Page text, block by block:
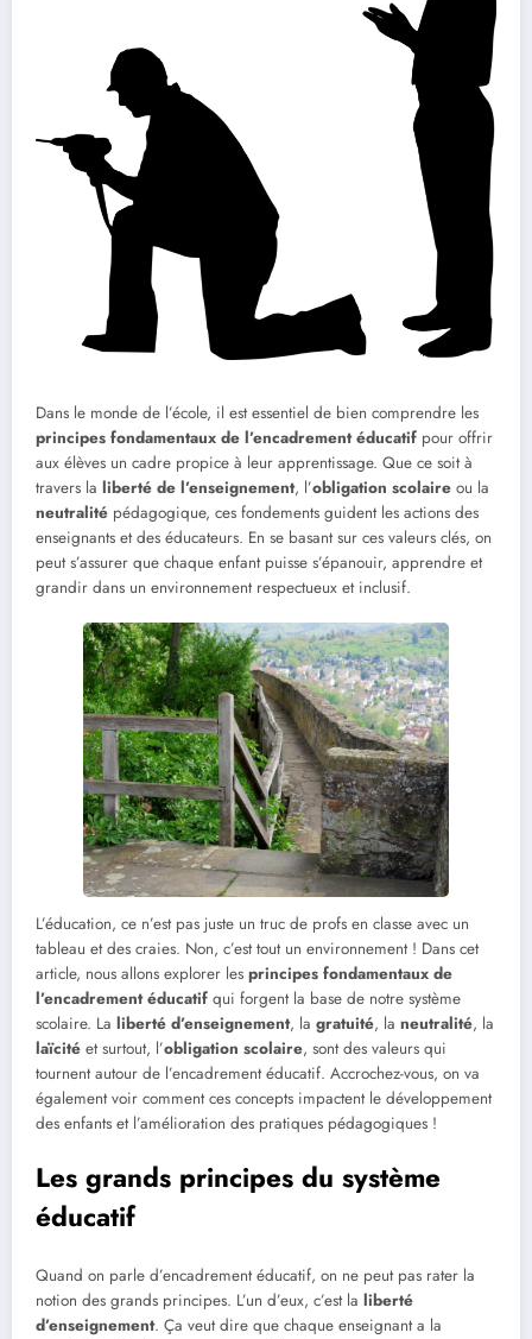
Dans le monde de l’école, il est essentiel de bien comprendre les
principes fondamentaux de l’encadrement éducatif pour offrir
aux élèves un cadre propice à leur apprentissage. Que ce soit à
travers la liberté de l’enseignement, l’obligation scolaire ou la
neutralité pédagogique, ces fondements guident les actions des
enseignants et des éducateurs. En se basant sur ces valeurs clés, on
peut s’assurer que chaque enfant puisse s’épanouir, apprendre et
grandir dans un environnement respectueux et inclusif.
L’éducation, ce n’est pas juste un truc de profs en classe avec un
tableau et des craies. Non, c’est tout un environnement ! Dans cet
article, nous allons explorer les principes fondamentaux de
l’encadrement éducatif qui forgent la base de notre système
scolaire. La liberté d’enseignement, la gratuité, la neutralité, la
laïcité et surtout, l’obligation scolaire, sont des valeurs qui
tournent autour de l’encadrement éducatif. Accrochez-vous, on va
également voir comment ces concepts impactent le développement
des enfants et l’amélioration des pratiques pédagogiques !
Les grands principes du système
éducatif
Quand on parle d’encadrement éducatif, on ne peut pas rater la
notion des grands principes. L’un d’eux, c’est la liberté
d’enseignement. Ça veut dire que chaque enseignant a la